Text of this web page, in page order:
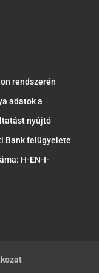
rendszerén
adatok a
nyújtó
Bank felügyelete
H-EN-I-